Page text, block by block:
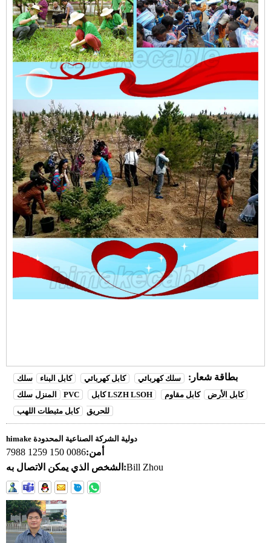
بطاقة شعار: سلك كهربائي كابل كهربائي كابل البناء
سلك
المنزل
سلك PVC كابل LSZH LSOH كابل الأرض
كابل مقاوم
للحريق
كابل مثبطات اللهب
himake دولية الشركة الصناعية المحدودة
أمن:0086 150 1259 7988
الشخص الذي يمكن الاتصال به:Bill Zhou